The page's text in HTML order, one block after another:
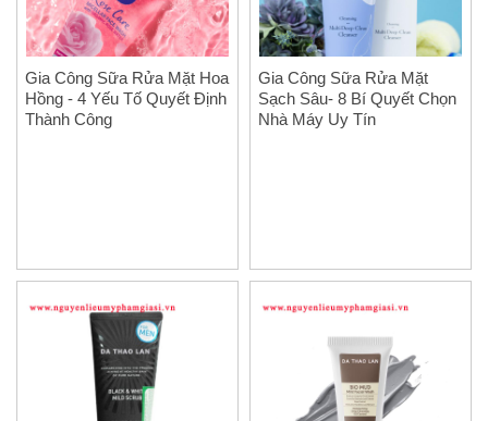
Gia Công Sữa Rửa Mặt Hoa
Hồng - 4 Yếu Tố Quyết Định
Thành Công
Gia Công Sữa Rửa Mặt
Sạch Sâu- 8 Bí Quyết Chọn
Nhà Máy Uy Tín